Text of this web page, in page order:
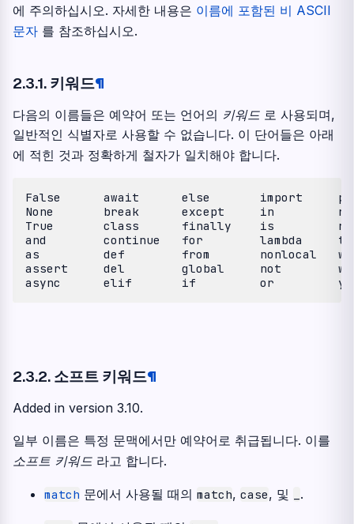
에 주의하십시오. 자세한 내용은 이름에 포함된 비 ASCII
문자 를 참조하십시오.
2.3.1. 키워드¶
다음의 이름들은 예약어 또는 언어의 키워드 로 사용되며,
일반적인 식별자로 사용할 수 없습니다. 이 단어들은 아래
에 적힌 것과 정확하게 철자가 일치해야 합니다.
False      await      else       import
None       break      except     in
True       class      finally    is
and        continue   for        lambda
as         def        from       nonlocal
assert     del        global     not
2.3.2. 소프트 키워드¶
Added in version 3.10.
일부 이름은 특정 문맥에서만 예약어로 취급됩니다. 이를
소프트 키워드 라고 합니다.
match 문에서 사용될 때의 match, case, 및 .